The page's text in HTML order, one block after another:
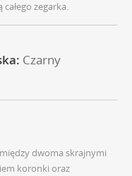
zegarka.
Czarny
dwoma skrajnymi
koronki oraz